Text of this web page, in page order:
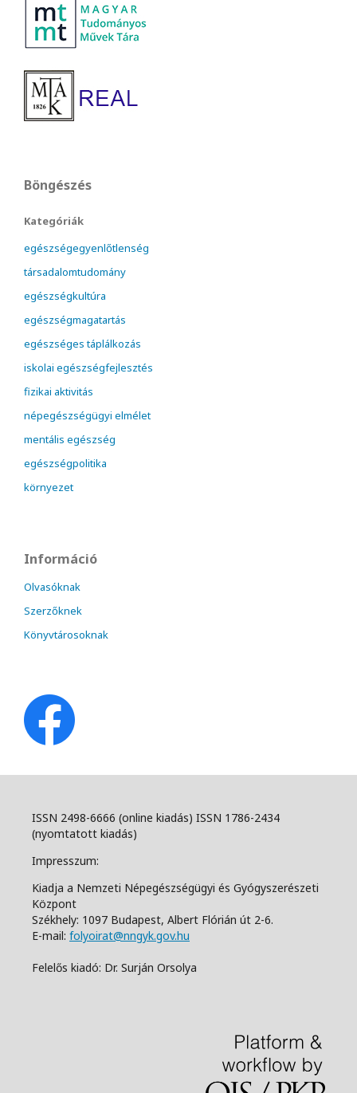
Böngészés
Kategóriák
egészségegyenlőtlenség
társadalomtudomány
egészségkultúra
egészségmagatartás
egészséges táplálkozás
iskolai egészségfejlesztés
fizikai aktivitás
népegészségügyi elmélet
mentális egészség
egészségpolitika
környezet
Információ
Olvasóknak
Szerzőknek
Könyvtárosoknak
ISSN 2498-6666 (online kiadás) ISSN 1786-2434
(nyomtatott kiadás)
Impresszum:
Kiadja a Nemzeti Népegészségügyi és Gyógyszerészeti
Központ
Székhely: 1097 Budapest, Albert Flórián út 2-6.
E-mail: folyoirat@nngyk.gov.hu
Felelős kiadó: Dr. Surján Orsolya